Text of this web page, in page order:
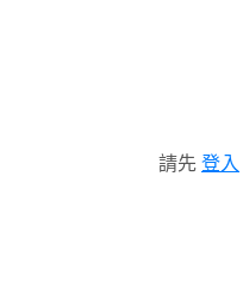
請先 登入